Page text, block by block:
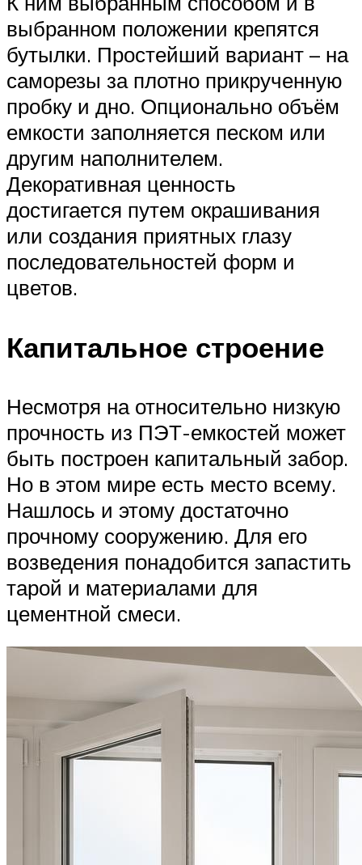
выбранном положении крепятся
бутылки. Простейший вариант – на
саморезы за плотно прикрученную
пробку и дно. Опционально объём
емкости заполняется песком или
другим наполнителем.
Декоративная ценность
достигается путем окрашивания
или создания приятных глазу
последовательностей форм и
цветов.
Капитальное строение
Несмотря на относительно низкую
прочность из ПЭТ-емкостей может
быть построен капитальный забор.
Но в этом мире есть место всему.
Нашлось и этому достаточно
прочному сооружению. Для его
возведения понадобится запастить
тарой и материалами для
цементной смеси.